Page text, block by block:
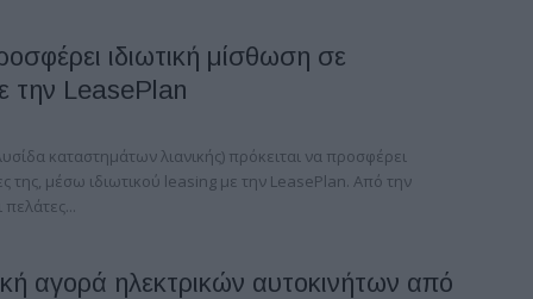
ιδιωτική μίσθωση σε
την LeasePlan
καταστημάτων λιανικής) πρόκειται να προσφέρει
της, μέσω ιδιωτικού leasing με την LeasePlan. Από την
αγορά ηλεκτρικών αυτοκινήτων από